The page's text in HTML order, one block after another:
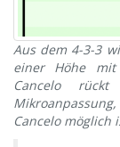
Aus dem 4-3-3
einer Höhe mit
Cancelo
Cancelo möglich